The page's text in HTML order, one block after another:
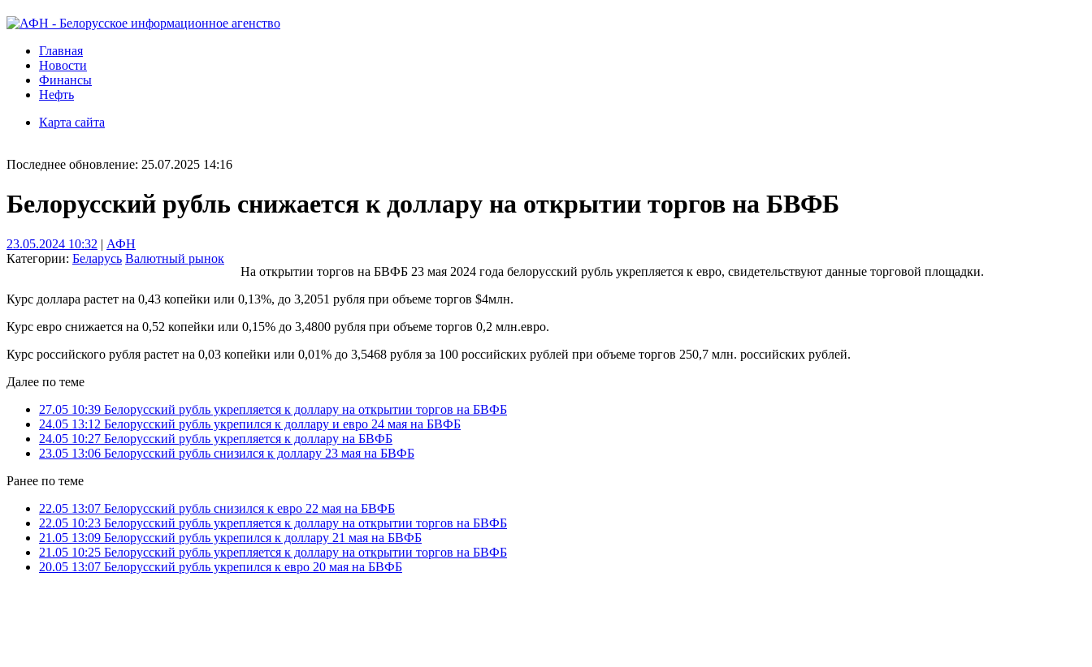
Главная
Новости
Финансы
Нефть
Карта сайта
Последнее обновление: 25.07.2025 14:16
Белорусский рубль снижается к доллару на открытии торгов на БВФБ
23.05.2024 10:32 | АФН
Категории: Беларусь Валютный рынок
На открытии торгов на БВФБ 23 мая 2024 года белорусский рубль укрепляется к евро, свидетельствуют данные торговой площадки.
Курс доллара растет на 0,43 копейки или 0,13%, до 3,2051 рубля при объеме торгов $4млн.
Курс евро снижается на 0,52 копейки или 0,15% до 3,4800 рубля при объеме торгов 0,2 млн.евро.
Курс российского рубля растет на 0,03 копейки или 0,01% до 3,5468 рубля за 100 российских рублей при объеме торгов 250,7 млн. российских рублей.
Далее по теме
27.05 10:39 Белорусский рубль укрепляется к доллару на открытии торгов на БВФБ
24.05 13:12 Белорусский рубль укрепился к доллару и евро 24 мая на БВФБ
24.05 10:27 Белорусский рубль укрепляется к доллару на БВФБ
23.05 13:06 Белорусский рубль снизился к доллару 23 мая на БВФБ
Ранее по теме
22.05 13:07 Белорусский рубль снизился к евро 22 мая на БВФБ
22.05 10:23 Белорусский рубль укрепляется к доллару на открытии торгов на БВФБ
21.05 13:09 Белорусский рубль укрепился к доллару 21 мая на БВФБ
21.05 10:25 Белорусский рубль укрепляется к доллару на открытии торгов на БВФБ
20.05 13:07 Белорусский рубль укрепился к евро 20 мая на БВФБ